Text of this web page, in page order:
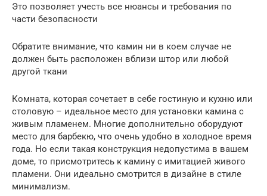
Это позволяет учесть все нюансы и требования по
части безопасности
Обратите внимание, что камин ни в коем случае не
должен быть расположен вблизи штор или любой
другой ткани
Комната, которая сочетает в себе гостиную и кухню или
столовую – идеальное место для установки камина с
живым пламенем. Многие дополнительно оборудуют
место для барбекю, что очень удобно в холодное время
года. Но если такая конструкция недопустима в вашем
доме, то присмотритесь к камину с имитацией живого
пламени. Они идеально смотрится в дизайне в стиле
минимализм.